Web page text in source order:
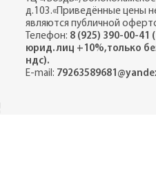
д.103.«Приведённые цены
являются публичной
Телефон: 8 (925) 390-00-41
юрид. лиц +10%,только
ндс).
E-mail: